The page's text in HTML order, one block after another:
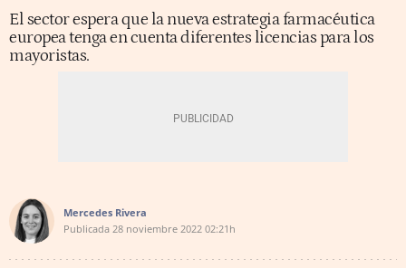
El sector espera que la nueva estrategia farmacéutica
europea tenga en cuenta diferentes licencias para los
mayoristas.
Mercedes Rivera
Publicada 28 noviembre 2022 02:21h